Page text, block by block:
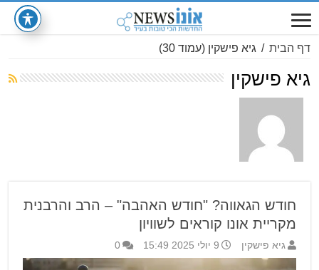
דף הבית / גיא פישקין (עמוד 30)
גיא פישקין
חודש הגאווה? "חודש האהבה" – הרב והרבנית
מקריית אונו קוראים לשוויון
גיא פישקין 9 יולי 2025 15:49 0